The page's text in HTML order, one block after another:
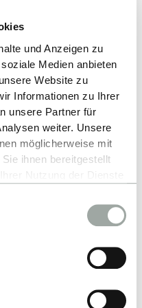
und Anzeigen zu
Medien anbieten
Website zu
Informationen zu Ihrer
unsere Partner für
weiter. Unsere
möglicherweise mit
ihnen bereitgestellt
unserer
Ferencz:
passt inhaltlich und
Forschung mit
akademische